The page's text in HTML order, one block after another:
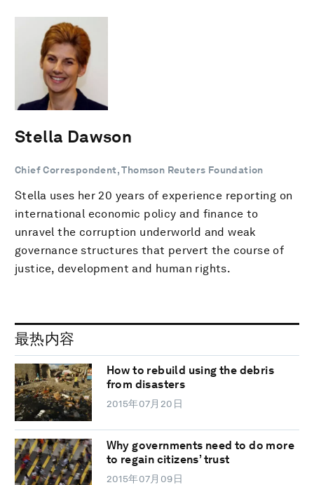
Stella Dawson
Chief Correspondent, Thomson Reuters Foundation
Stella uses her 20 years of experience reporting on
international economic policy and finance to
unravel the corruption underworld and weak
governance structures that pervert the course of
justice, development and human rights.
最热内容
How to rebuild using the debris
from disasters
2015年07月20日
Why governments need to do more
to regain citizens’ trust
2015年07月09日